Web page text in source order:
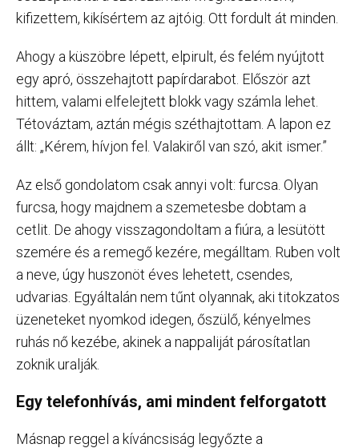
kifizettem, kikísértem az ajtóig. Ott fordult át minden.
Ahogy a küszöbre lépett, elpirult, és felém nyújtott
egy apró, összehajtott papírdarabot. Először azt
hittem, valami elfelejtett blokk vagy számla lehet.
Tétováztam, aztán mégis széthajtottam. A lapon ez
állt: „Kérem, hívjon fel. Valakiről van szó, akit ismer.”
Az első gondolatom csak annyi volt: furcsa. Olyan
furcsa, hogy majdnem a szemetesbe dobtam a
cetlit. De ahogy visszagondoltam a fiúra, a lesütött
szemére és a remegő kezére, megálltam. Ruben volt
a neve, úgy huszonöt éves lehetett, csendes,
udvarias. Egyáltalán nem tűnt olyannak, aki titokzatos
üzeneteket nyomkod idegen, őszülő, kényelmes
ruhás nő kezébe, akinek a nappaliját párosítatlan
zoknik uralják.
Egy telefonhívás, ami mindent felforgatott
Másnap reggel a kíváncsiság legyőzte a